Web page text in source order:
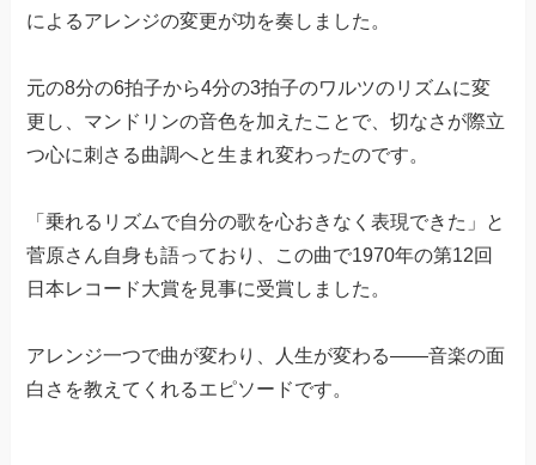
によるアレンジの変更が功を奏しました。
元の8分の6拍子から4分の3拍子のワルツのリズムに変
更し、マンドリンの音色を加えたことで、切なさが際立
つ心に刺さる曲調へと生まれ変わったのです。
「乗れるリズムで自分の歌を心おきなく表現できた」と
菅原さん自身も語っており、この曲で1970年の第12回
日本レコード大賞を見事に受賞しました。
アレンジ一つで曲が変わり、人生が変わる——音楽の面
白さを教えてくれるエピソードです。